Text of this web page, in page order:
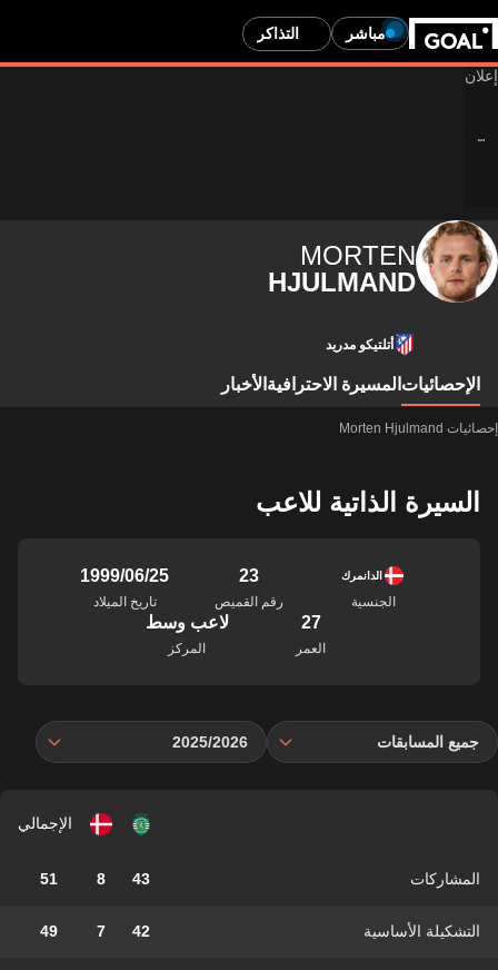
مباشر التذاكر
MORTEN
HJULMAND
أتلتيكو مدريد
الإحصائيات المسيرة الاحترافية الأخبار
إحصائيات Morten Hjulmand
السيرة الذاتية للاعب
الدانمرك
الجنسية
23
رقم القميص
25‏/06‏/1999
تاريخ الميلاد
27
العمر
لاعب وسط
المركز
جميع المسابقات 2025/2026
الإجمالي
المشاركات 43
8
51
التشكيلة الأساسية 42
7
49